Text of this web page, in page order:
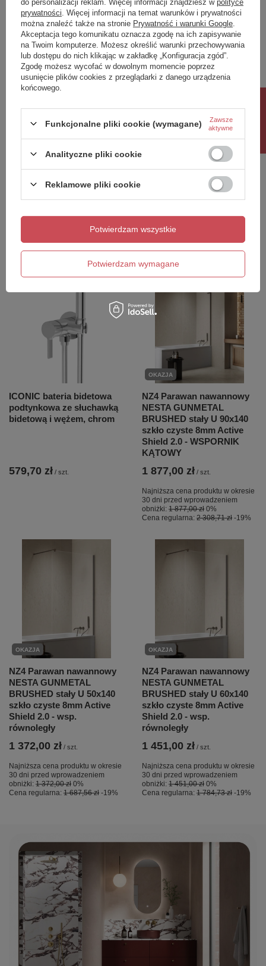
prosty czarny
317,00 zł
Polecamy
ICONIC bateria bidetowa
podtynkowa ze słuchawką
bidetową i wężem, chrom
579,70 zł / szt.
OKAZJA
NZ4 Parawan nawannowy
NESTA GUNMETAL
BRUSHED stały U 90x140
szkło czyste 8mm Active
Shield 2.0 - WSPORNIK
KĄTOWY
1 877,00 zł / szt.
Najniższa cena produktu w okresie
30 dni przed wprowadzeniem
obniżki: 1 877,00 zł 0%
Cena regularna: 2 308,71 zł -19%
OKAZJA
NZ4 Parawan nawannowy
NESTA GUNMETAL
BRUSHED stały U 50x140
szkło czyste 8mm Active
Shield 2.0 - wsp.
równoległy
1 372,00 zł / szt.
Najniższa cena produktu w okresie
30 dni przed wprowadzeniem
obniżki: 1 372,00 zł 0%
Cena regularna: 1 687,56 zł -19%
OKAZJA
NZ4 Parawan nawannowy
NESTA GUNMETAL
BRUSHED stały U 60x140
szkło czyste 8mm Active
Shield 2.0 - wsp.
równoległy
1 451,00 zł / szt.
Najniższa cena produktu w okresie
30 dni przed wprowadzeniem
obniżki: 1 451,00 zł 0%
Cena regularna: 1 784,73 zł -19%
prywatności . Więcej informacji na temat warunków i prywatności
można znaleźć także na stronie Prywatność i warunki Google
Akceptacja tego komunikatu oznacza zgodę na ich zapisywanie
na Twoim komputerze. Możesz określić warunki przechowywania
lub dostępu do nich klikając w zakładkę „Konfiguracja zgód”.
Zgodę możesz wycofać w dowolnym momencie poprzez
usunięcie plików cookies z przeglądarki z danego urządzenia
końcowego.
Funkcjonalne pliki cookie (wymagane)
Zawsze
aktywne
Analityczne pliki cookie
Reklamowe pliki cookie
Potwierdzam wymagane
Potwierdzam wszystkie